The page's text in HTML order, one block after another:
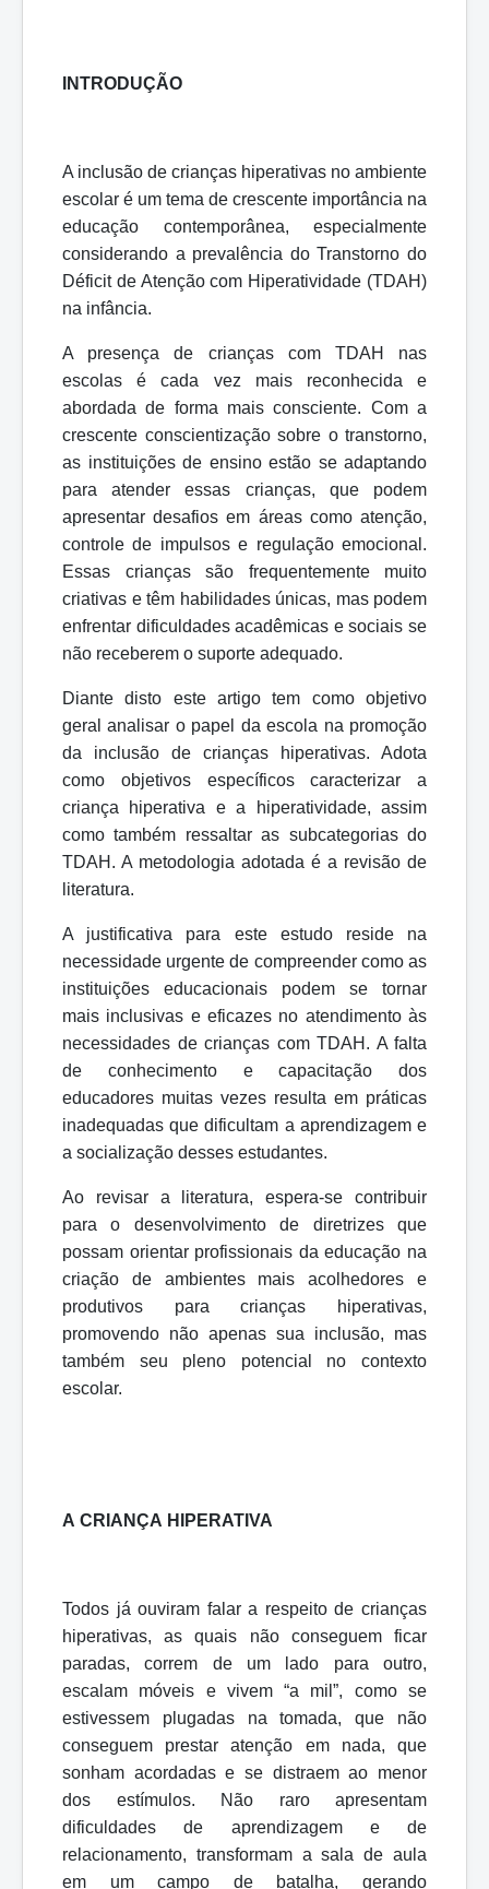
INTRODUÇÃO
A inclusão de crianças hiperativas no ambiente
escolar é um tema de crescente importância na
educação contemporânea, especialmente
considerando a prevalência do Transtorno do
Déficit de Atenção com Hiperatividade (TDAH)
na infância.
A presença de crianças com TDAH nas
escolas é cada vez mais reconhecida e
abordada de forma mais consciente. Com a
crescente conscientização sobre o transtorno,
as instituições de ensino estão se adaptando
para atender essas crianças, que podem
apresentar desafios em áreas como atenção,
controle de impulsos e regulação emocional.
Essas crianças são frequentemente muito
criativas e têm habilidades únicas, mas podem
enfrentar dificuldades acadêmicas e sociais se
não receberem o suporte adequado.
Diante disto este artigo tem como objetivo
geral analisar o papel da escola na promoção
da inclusão de crianças hiperativas. Adota
como objetivos específicos caracterizar a
criança hiperativa e a hiperatividade, assim
como também ressaltar as subcategorias do
TDAH. A metodologia adotada é a revisão de
literatura.
A justificativa para este estudo reside na
necessidade urgente de compreender como as
instituições educacionais podem se tornar
mais inclusivas e eficazes no atendimento às
necessidades de crianças com TDAH. A falta
de conhecimento e capacitação dos
educadores muitas vezes resulta em práticas
inadequadas que dificultam a aprendizagem e
a socialização desses estudantes.
Ao revisar a literatura, espera-se contribuir
para o desenvolvimento de diretrizes que
possam orientar profissionais da educação na
criação de ambientes mais acolhedores e
produtivos para crianças hiperativas,
promovendo não apenas sua inclusão, mas
também seu pleno potencial no contexto
escolar.
A CRIANÇA HIPERATIVA
Todos já ouviram falar a respeito de crianças
hiperativas, as quais não conseguem
ficar
paradas,
correm de um lado para
outro,
escalam
móveis e vivem “a mil”, como se
estivessem plugadas na tomada, que não
conseguem prestar atenção em nada, que
sonham acordadas e se distraem ao menor
dos estímulos. Não raro apresentam
dificuldades de aprendizagem e de
relacionamento, transformam a sala de aula
em um campo de batalha, gerando